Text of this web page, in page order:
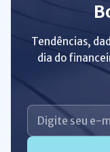
Tendências,
dia do